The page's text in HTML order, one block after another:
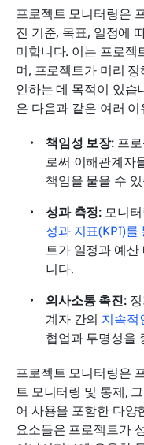
프로젝트 모니터링은
진 기준, 목표, 일정에
미합니다. 이는 프로젝
며, 프로젝트가 미리
인하는 데 목적이 있습
은 다음과 같은 여러
책임성 보장: 프
로써 이해관계자
책임을 물을 수
성과 측정: 모니
성과 지표(KPI)를
트가 일정과 예산
니다.
의사소통 촉진: 정
계자 간의 지속적
협업과 투명성을
프로젝트 모니터링은
트 모니터링 및 통제,
어 사용을 포함한 다양
요소들은 프로젝트가